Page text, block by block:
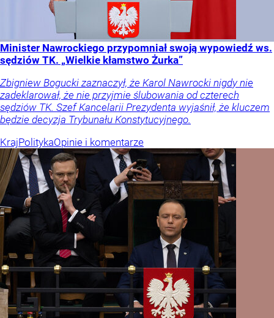
Minister Nawrockiego przypomniał swoją wypowiedź ws.
sędziów TK. „Wielkie kłamstwo Żurka”
Zbigniew Bogucki zaznaczył, że Karol Nawrocki nigdy nie
zadeklarował, że nie przyjmie ślubowania od czterech
sędziów TK. Szef Kancelarii Prezydenta wyjaśnił, że kluczem
będzie decyzja Trybunału Konstytucyjnego.
KrajPolitykaOpinie i komentarze